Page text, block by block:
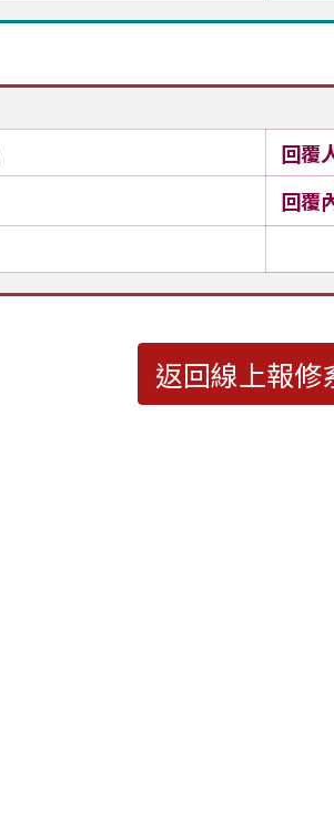
回覆
回覆
返回線上報修